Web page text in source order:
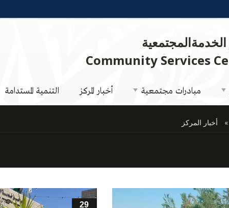
Community Services
مبادرات مجتمعية أخبار المركز التنمية المستدامة
أخبار المركز
29